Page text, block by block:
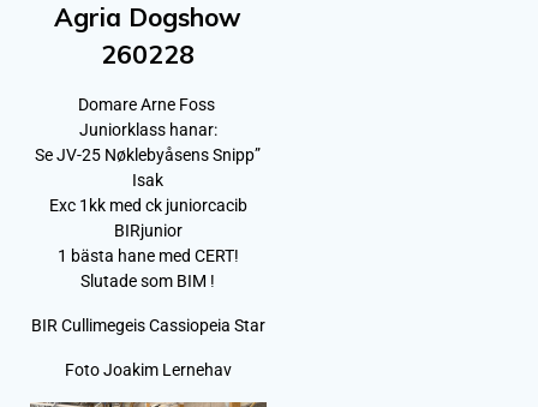
Agria Dogshow
260228
Domare Arne Foss
Juniorklass hanar:
Se JV-25 Nøklebyåsens Snipp”
Isak
Exc 1kk med ck juniorcacib
BIRjunior
1 bästa hane med CERT!
Slutade som BIM !
BIR Cullimegeis Cassiopeia Star
Foto Joakim Lernehav